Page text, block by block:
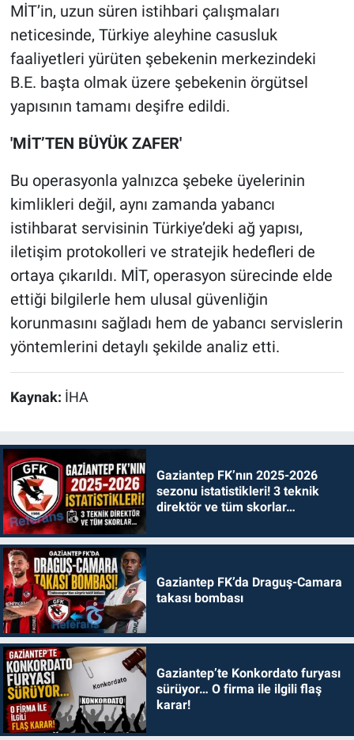
MİT’in, uzun süren istihbari çalışmaları
neticesinde, Türkiye aleyhine casusluk
faaliyetleri yürüten şebekenin merkezindeki
B.E. başta olmak üzere şebekenin örgütsel
yapısının tamamı deşifre edildi.
'MİT’TEN BÜYÜK ZAFER'
Bu operasyonla yalnızca şebeke üyelerinin
kimlikleri değil, aynı zamanda yabancı
istihbarat servisinin Türkiye’deki ağ yapısı,
iletişim protokolleri ve stratejik hedefleri de
ortaya çıkarıldı. MİT, operasyon sürecinde elde
ettiği bilgilerle hem ulusal güvenliğin
korunmasını sağladı hem de yabancı servislerin
yöntemlerini detaylı şekilde analiz etti.
Kaynak: İHA
Gaziantep FK’nın 2025-2026
sezonu istatistikleri! 3 teknik
direktör ve tüm skorlar…
Gaziantep FK’da Draguş-Camara
takası bombası
Gaziantep’te Konkordato furyası
sürüyor… O firma ile ilgili flaş
karar!